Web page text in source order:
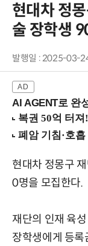
현대차 정
술 장학생
발행일 : 2025-03-
AI AGENT로 완
현대차 정몽구
0명을 모집한다.
재단의 인재 육
장학생에게 등